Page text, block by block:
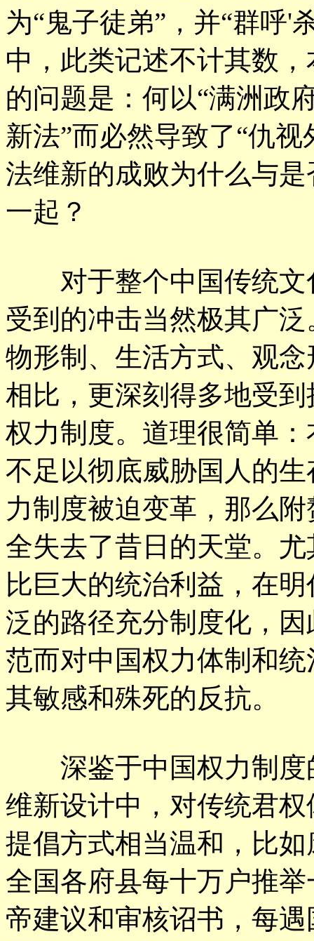
为“鬼子徒弟”，并“群呼'
中，此类记述不计其数
的问题是：何以“满洲政
新法”而必然导致了“仇
法维新的成败为什么与
一起？
对于整个中国传统文
受到的冲击当然极其广
物形制、生活方式、观
相比，更深刻得多地受
权力制度。道理很简单
不足以彻底威胁国人的
力制度被迫变革，那么
全失去了昔日的天堂。
比巨大的统治利益，在
泛的路径充分制度化，
范而对中国权力体制和
其敏感和殊死的反抗。
深鉴于中国权力制度
维新设计中，对传统君
提倡方式相当温和，比
全国各府县每十万户推
帝建议和审核诏书，每